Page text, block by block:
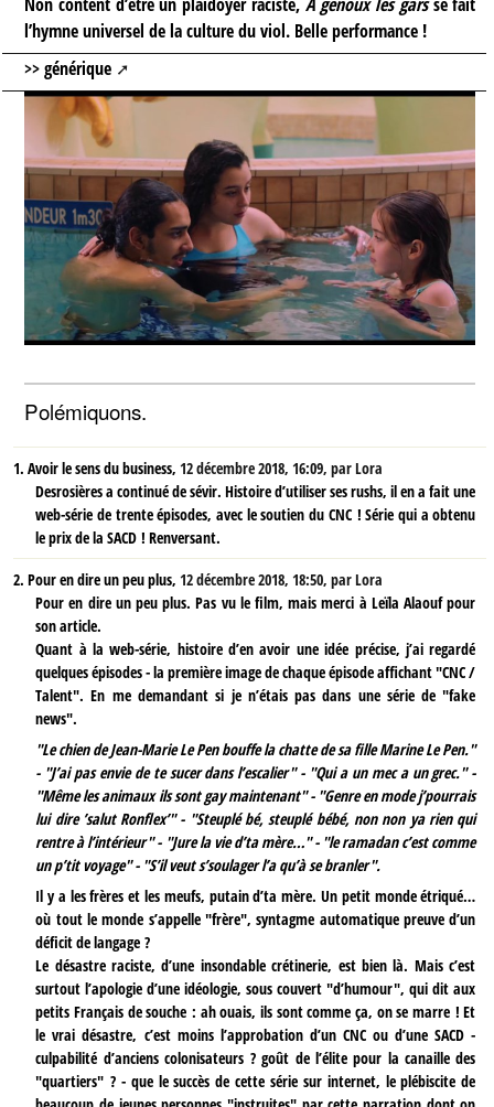
l’hymne universel de la culture du viol. Belle performance !
>>générique
Polémiquons.
1. Avoir le sens du business,12 décembre 2018, 16:09,parLora
Desrosières a continué de sévir. Histoire d’utiliser ses rushs, il en a fait une
web-série de trente épisodes, avec le soutien du CNC ! Série qui a obtenu
le prix de la SACD ! Renversant.
2. Pour en dire un peu plus,12 décembre 2018, 18:50,parLora
Pour en dire un peu plus. Pas vu le film, mais merci à Leïla Alaouf pour
son article.
Quant à la web-série, histoire d’en avoir une idée précise, j’ai regardé
quelques épisodes - la première image de chaque épisode affichant "CNC /
Talent". En me demandant si je n’étais pas dans une série de "fake
news".
"Le chien de Jean-Marie Le Pen bouffe la chatte de sa fille Marine Le Pen."
- "J’ai pas envie de te sucer dans l’escalier" - "Qui a un mec a un grec." -
"Même les animaux ils sont gay maintenant" - "Genre en mode j’pourrais
lui dire ’salut Ronflex’" - "Steuplé bé, steuplé bébé, non non ya rien qui
rentre à l’intérieur" - "Jure la vie d’ta mère…" - "le ramadan c’est comme
un p’tit voyage" - "S’il veut s’soulager l’a qu’à se branler".
Il y a les frères et les meufs, putain d’ta mère. Un petit monde étriqué…
où tout le monde s’appelle "frère", syntagme automatique preuve d’un
déficit de langage ?
Le désastre raciste, d’une insondable crétinerie, est bien là. Mais c’est
surtout l’apologie d’une idéologie, sous couvert "d’humour", qui dit aux
petits Français de souche : ah ouais, ils sont comme ça, on se marre ! Et
le vrai désastre, c’est moins l’approbation d’un CNC ou d’une SACD -
culpabilité d’anciens colonisateurs ? goût de l’élite pour la canaille des
"quartiers" ? - que le succès de cette série sur internet, le plébiscite de